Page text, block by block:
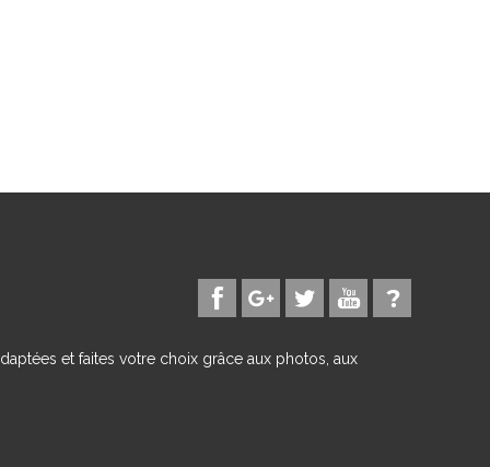
et faites votre choix grâce aux photos, aux